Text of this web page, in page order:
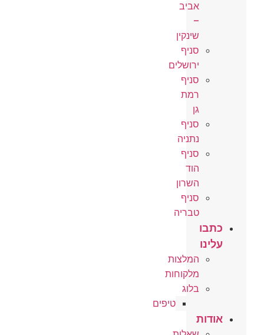
אביב
–
שינקין
סניף
ירושלים
סניף
רמת
גן
סניף
נתניה
סניף
הוד
השרון
סניף
טבריה
כתבו
עלינו
המלצות
מלקוחות
בלוג
טיפים
אודות